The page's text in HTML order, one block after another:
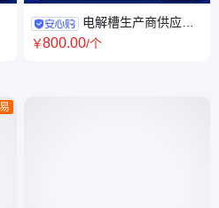
电解槽生产商供应反
应设备塑料电镀槽 白色聚丙烯
￥800.00/个